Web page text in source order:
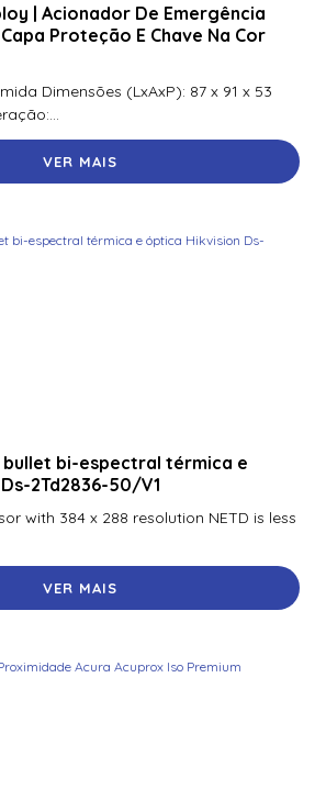
| Acionador De Emergência
Proteção E Chave Na Cor
Dimensões (LxAxP): 87 x 91 x 53
VER MAIS
bullet bi-espectral térmica e
2Td2836-50/V1
with 384 x 288 resolution NETD is less
VER MAIS